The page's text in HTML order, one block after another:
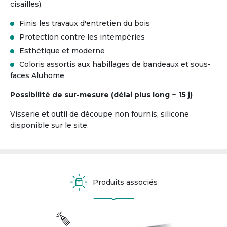
cisailles).
Finis les travaux d'entretien du bois
Protection contre les intempéries
Esthétique et moderne
Coloris assortis aux habillages de bandeaux et sous-
faces Aluhome
Possibilité de sur-mesure (délai plus long ~ 15 j)
Visserie et outil de découpe non fournis, silicone
disponible sur le site.
Produits associés